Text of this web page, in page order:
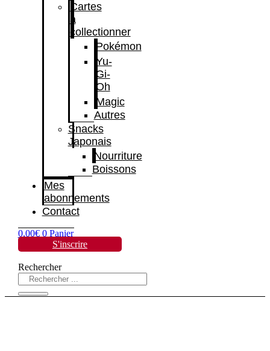
Cartes
à
collectionner
Pokémon
Yu-
Gi-
Oh
Magic
Autres
Snacks
Japonais
Nourriture
Boissons
Mes
abonnements
Contact
0,00€ 0 Panier
S'inscrire
Rechercher